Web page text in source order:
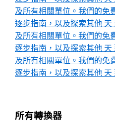
及所有相關單位。我們的免
逐步指南，以及探索其他 天
及所有相關單位。我們的免
逐步指南，以及探索其他 天
及所有相關單位。我們的免
逐步指南，以及探索其他 天
所有轉換器